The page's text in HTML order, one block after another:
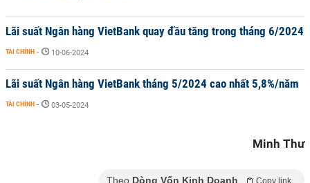
Lãi suất Ngân hàng VietBank quay đầu tăng trong tháng 6/2024
TÀI CHÍNH - 10-06-2024
Lãi suất Ngân hàng VietBank tháng 5/2024 cao nhất 5,8%/năm
TÀI CHÍNH - 03-05-2024
Minh Thư
Theo Dòng Vốn Kinh Doanh Copy link